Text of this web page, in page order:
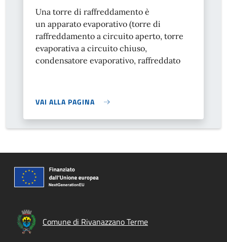
Una torre di raffreddamento è
un apparato evaporativo (torre di
raffreddamento a circuito aperto, torre
evaporativa a circuito chiuso,
condensatore evaporativo, raffreddato
VAI ALLA PAGINA
Comune di Rivanazzano Terme